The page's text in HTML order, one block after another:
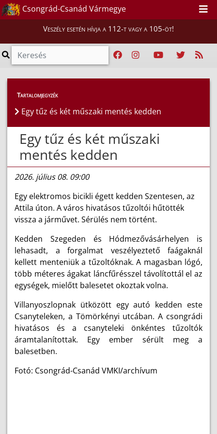
Csongrád-Csanád Vármegye
Veszély esetén hívja a 112-t vagy a 105-öt!
Híreink > Hírek
Tartalomjegyzék
Egy tűz és két műszaki mentés kedden
Egy tűz és két műszaki
mentés kedden
2026. július 08. 09:00
Egy elektromos bicikli égett kedden Szentesen, az
Attila úton. A város hivatásos tűzoltói hűtötték
vissza a járművet. Sérülés nem történt.
Kedden Szegeden és Hódmezővásárhelyen is
lehasadt, a forgalmat veszélyeztető faágaknál
kellett menteniük a tűzoltóknak. A magasban lógó,
több méteres ágakat láncfűrésszel távolítottál el az
egységek, mielőtt balesetet okoztak volna.
Villanyoszlopnak ütközött egy autó kedden este
Csanyteleken, a Tömörkényi utcában. A csongrádi
hivatásos és a csanyteleki önkéntes tűzoltók
áramtalanítottak. Egy ember sérült meg a
balesetben.
Fotó: Csongrád-Csanád VMKI/archívum